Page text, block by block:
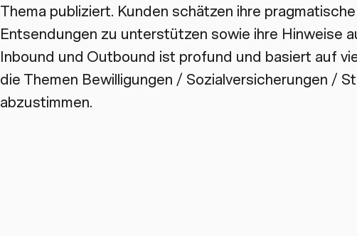
Thema publiziert. Kunden schätzen ihre
Entsendungen zu unterstützen sowie ihre Hinweise
Inbound und Outbound ist profund und basiert auf
die Themen Bewilligungen / Sozialversicherungen /
abzustimmen.